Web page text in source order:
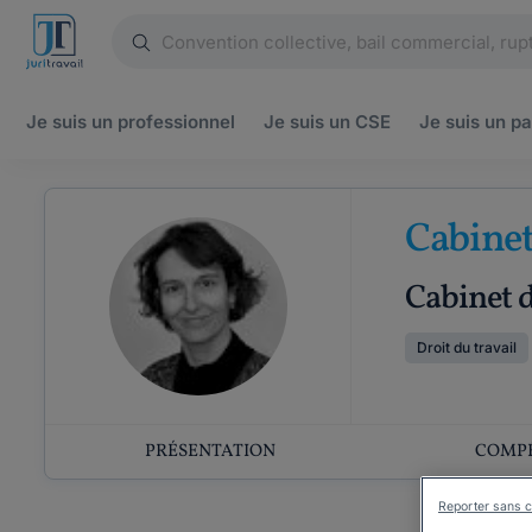
Je suis un professionnel Je suis un CSE Je suis un
Cabinet
Droit du travail
PRÉSENTATION
Reporter sans